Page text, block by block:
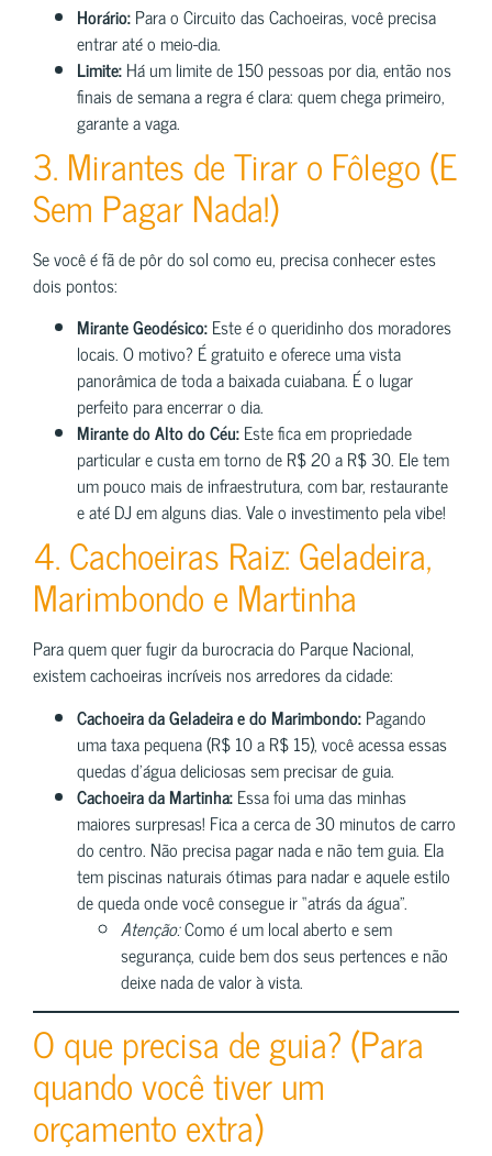
Horário:Para o Circuito das Cachoeiras, você precisa
entrar até o meio-dia.
Limite:Há um limite de 150 pessoas por dia, então nos
finais de semana a regra é clara: quem chega primeiro,
garante a vaga.
3. Mirantes de Tirar o Fôlego (E
Sem Pagar Nada!)
Se você é fã de pôr do sol como eu, precisa conhecer estes
dois pontos:
Mirante Geodésico:Este é o queridinho dos moradores
locais. O motivo? É gratuito e oferece uma vista
panorâmica de toda a baixada cuiabana. É o lugar
perfeito para encerrar o dia.
Mirante do Alto do Céu:Este fica em propriedade
particular e custa em torno de R$ 20 a R$ 30. Ele tem
um pouco mais de infraestrutura, com bar, restaurante
e até DJ em alguns dias. Vale o investimento pela vibe!
4. Cachoeiras Raiz: Geladeira,
Marimbondo e Martinha
Para quem quer fugir da burocracia do Parque Nacional,
existem cachoeiras incríveis nos arredores da cidade:
Cachoeira da Geladeira e do Marimbondo:Pagando
uma taxa pequena (R$ 10 a R$ 15), você acessa essas
quedas d’água deliciosas sem precisar de guia.
Cachoeira da Martinha:Essa foi uma das minhas
maiores surpresas! Fica a cerca de 30 minutos de carro
do centro. Não precisa pagar nada e não tem guia. Ela
tem piscinas naturais ótimas para nadar e aquele estilo
de queda onde você consegue ir “atrás da água”.
Atenção:Como é um local aberto e sem
segurança, cuide bem dos seus pertences e não
deixe nada de valor à vista.
O que precisa de guia? (Para
quando você tiver um
orçamento extra)